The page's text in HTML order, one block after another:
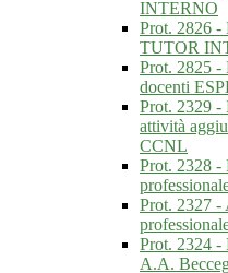
INTERNO
Prot. 2826 -
TUTOR
Prot. 2825 -
docenti
Prot. 2329 -
attività
CCNL
Prot. 2328 -
Prot. 2327 -
Prot. 2324 -
A.A.